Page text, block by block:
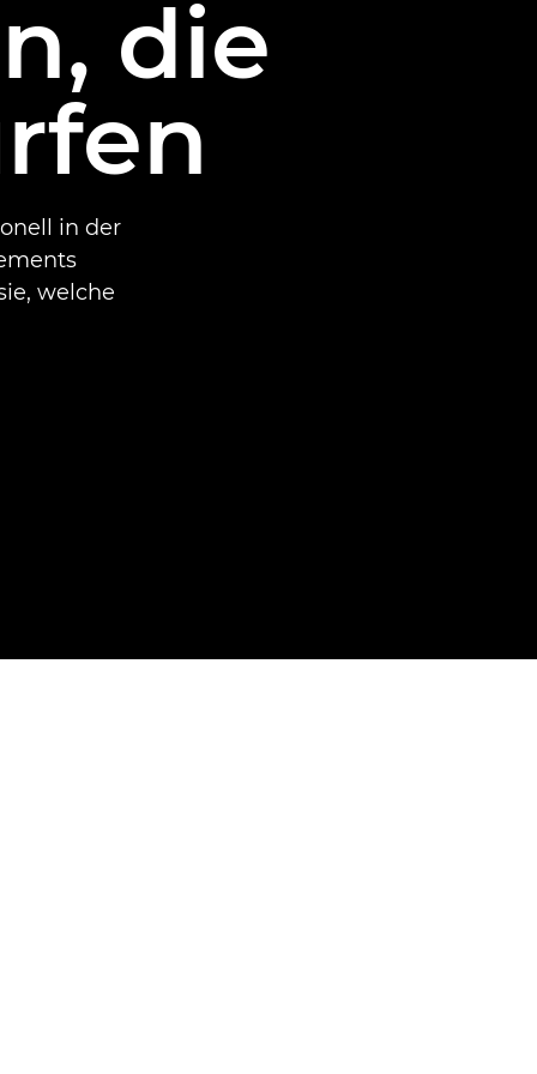
die
in der
welche